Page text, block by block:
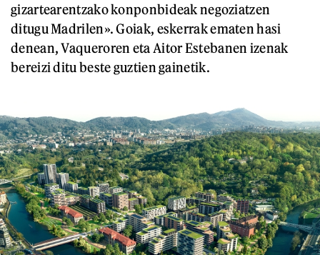
gizartearentzako konponbideak negoziatzen
ditugu Madrilen». Goiak, eskerrak ematen hasi
denean, Vaqueroren eta Aitor Estebanen izenak
bereizi ditu beste guztien gainetik.